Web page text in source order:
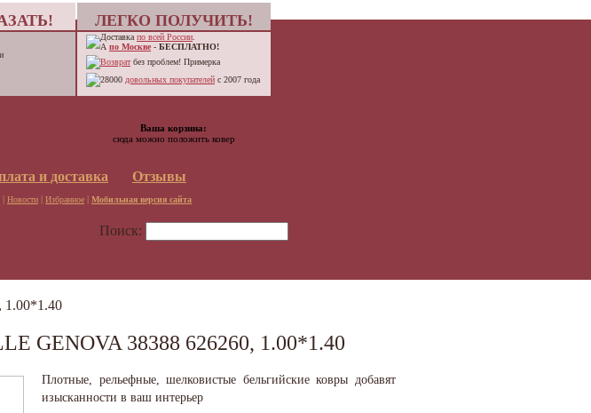
ЛЕГКО ПОЛУЧИТЬ!
и
Доставка по всей России
А по Москве - БЕСПЛАТНО!
Возвратбез проблем! Примерка
28000 довольных покупателей с 2007 года
и доставка Отзывы
| Новости | Избранное | Мобильная версия сайта
Ваша корзина:
сюда можно положить ковер
Поиск:
1.00*1.40
GENOVA 38388 626260, 1.00*1.40
Плотные, рельефные, шелковистые бельгийские ковры добавят
изысканности в ваш интерьер